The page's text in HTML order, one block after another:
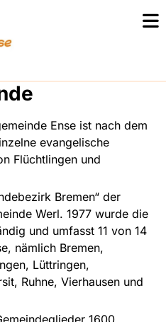
Ense ist nach dem
evangelische
Flüchtlingen und
Bremen“ der
Werl. 1977 wurde die
und umfasst 11 von 14
nämlich Bremen,
Lüttringen,
Ruhne, Vierhausen und
1600